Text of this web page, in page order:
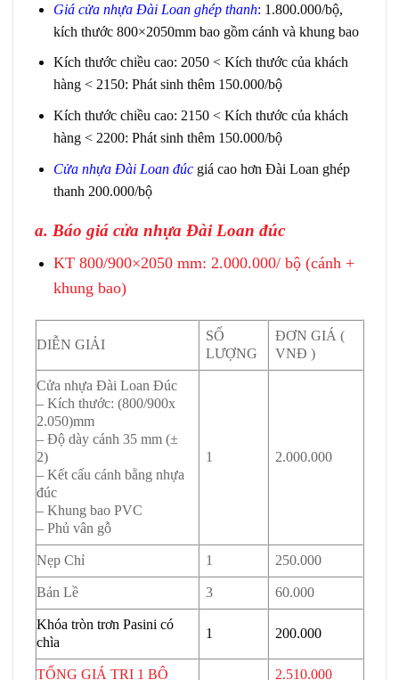
Giá cửa nhựa Đài Loanghép thanh: 1.800.000/bộ,
kích thước 800×2050mm bao gồm cánh và khung bao
Kích thước chiều cao: 2050 < Kích thước của khách
hàng < 2150: Phát sinh thêm 150.000/bộ
Kích thước chiều cao: 2150 < Kích thước của khách
hàng < 2200: Phát sinh thêm 150.000/bộ
Cửa nhựa Đài Loan đúcgiá cao hơn Đài Loan ghép
thanh 200.000/bộ
a. Báo giá cửa nhựa Đài Loan đúc
KT 800/900×2050 mm: 2.000.000/ bộ (cánh +
khung bao)
DIỄN GIẢI
SỐ
LƯỢNG
ĐƠN GIÁ (
VNĐ )
Cửa nhựa Đài Loan Đúc
– Kích thước: (800/900x
2.050)mm
– Độ dày cánh 35 mm (±
2)
– Kết cấu cánh bằng nhựa
đúc
– Khung bao PVC
– Phủ vân gỗ
1 2.000.000
Nẹp Chỉ 1 250.000
Bản Lề 3 60.000
Khóa tròn trơn Pasini có
chìa
1 200.000
TỔNG GIÁ TRỊ 1 BỘ 2.510.000